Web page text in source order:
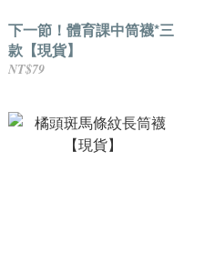
下一節！體育課中筒襪*三
款【現貨】
NT$79